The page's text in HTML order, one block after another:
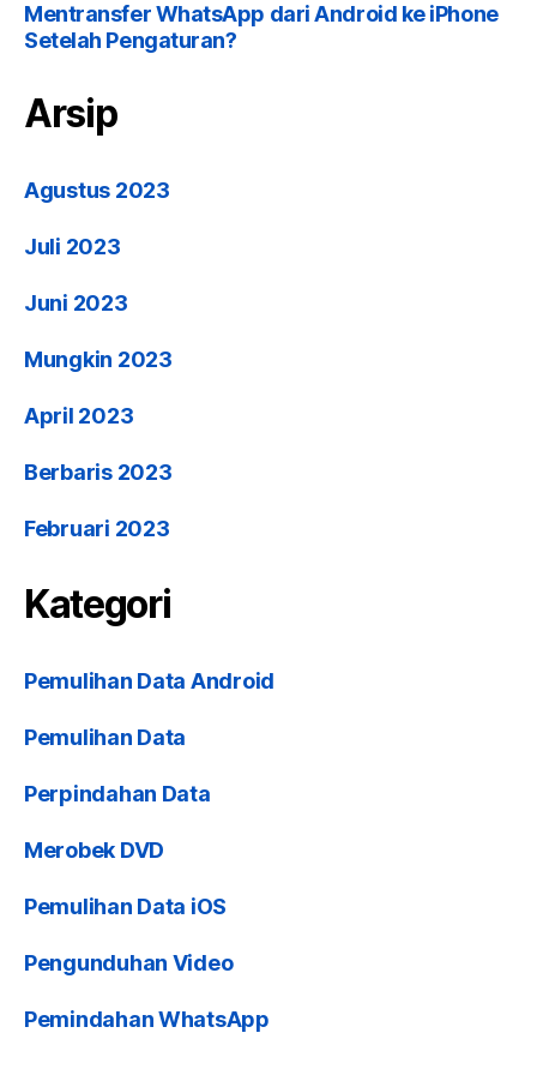
Mentransfer WhatsApp dari Android ke iPhone
Setelah Pengaturan?
Arsip
Agustus 2023
Juli 2023
Juni 2023
Mungkin 2023
April 2023
Berbaris 2023
Februari 2023
Kategori
Pemulihan Data Android
Pemulihan Data
Perpindahan Data
Merobek DVD
Pemulihan Data iOS
Pengunduhan Video
Pemindahan WhatsApp